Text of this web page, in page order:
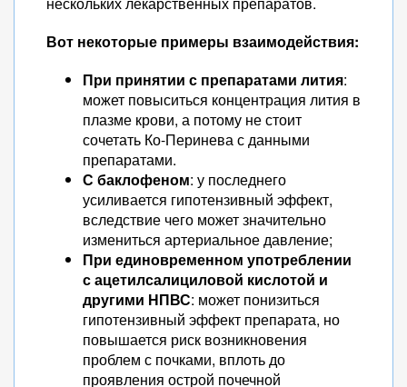
Вот некоторые примеры взаимодействия:
При принятии с препаратами лития:
может повыситься концентрация лития в
плазме крови, а потому не стоит
сочетать Ко-Перинева с данными
препаратами.
С баклофеном: у последнего
усиливается гипотензивный эффект,
вследствие чего может значительно
измениться артериальное давление;
При единовременном употреблении
с ацетилсалициловой кислотой и
другими НПВС: может понизиться
гипотензивный эффект препарата, но
повышается риск возникновения
проблем с почками, вплоть до
проявления острой почечной